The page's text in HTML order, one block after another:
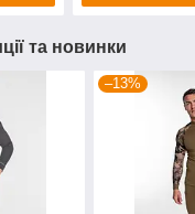
та новинки
–13%